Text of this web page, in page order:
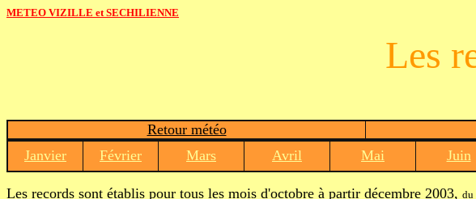
METEO VIZILLE et SECHILIENNE
Les
Retour météo
Janvier
Février Mars Avril Mai Juin
Les records sont établis pour tous les mois d'octobre à partir décembre 2003, du